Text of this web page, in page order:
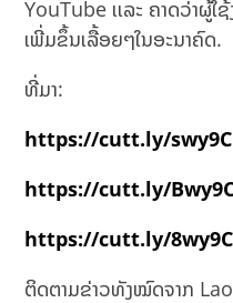
YouTube ເເລະ ຄາດວ່າຜູ້
ເພີ່ມຂຶ້ນເລື້ອຍໆໃນອະນາຄົດ.
ທີ່ມາ:
https://cutt.ly/
https://cutt.ly/
https://cutt.ly/
ຕິດຕາມຂ່າວທັງໝົດຈາກ